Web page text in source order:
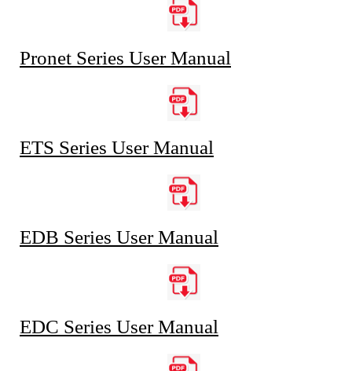
Pronet Series User Manual
ETS Series User Manual
EDB Series User Manual
EDC Series User Manual